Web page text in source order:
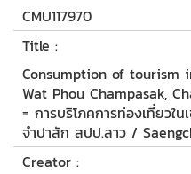
CMU117970
Title :
Consumption of tourism
Wat Phou Champasak,
= การบริโภคการท่องเที่ยวใ
จำปาสัก สปป.ลาว /
Creator :